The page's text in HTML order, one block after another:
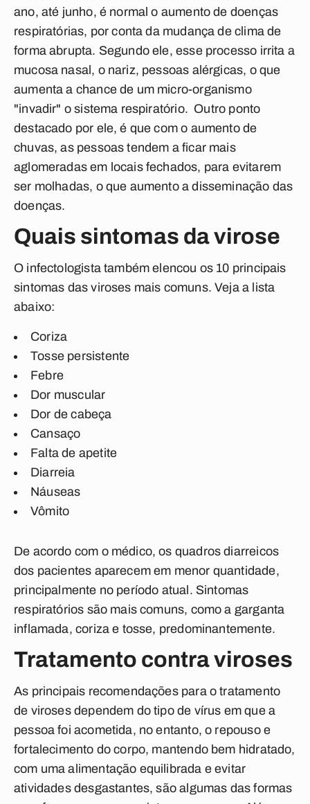
ano, até junho, é normal o aumento de doenças
respiratórias, por conta da mudança de clima de
forma abrupta. Segundo ele, esse processo irrita a
mucosa nasal, o nariz, pessoas alérgicas, o que
aumenta a chance de um micro-organismo
"invadir" o sistema respiratório. Outro ponto
destacado por ele, é que com o aumento de
chuvas, as pessoas tendem a ficar mais
aglomeradas em locais fechados, para evitarem
ser molhadas, o que aumento a disseminação das
doenças.
Quais sintomas da virose
O infectologista também elencou os 10 principais
sintomas das viroses mais comuns. Veja a lista
abaixo:
Coriza
Tosse persistente
Febre
Dor muscular
Dor de cabeça
Cansaço
Falta de apetite
Diarreia
Náuseas
Vômito
De acordo com o médico, os quadros diarreicos
dos pacientes aparecem em menor quantidade,
principalmente no período atual. Sintomas
respiratórios são mais comuns, como a garganta
inflamada, coriza e tosse, predominantemente.
Tratamento contra viroses
As principais recomendações para o tratamento
de viroses dependem do tipo de vírus em que a
pessoa foi acometida, no entanto, o repouso e
fortalecimento do corpo, mantendo bem hidratado,
com uma alimentação equilibrada e evitar
atividades desgastantes, são algumas das formas